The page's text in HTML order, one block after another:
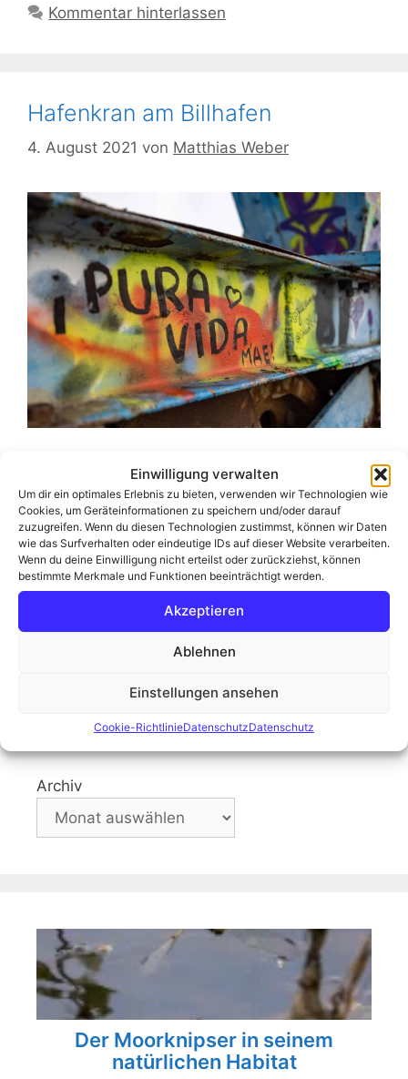
Einwilligung verwalten
Um dir ein optimales Erlebnis zu bieten, verwenden wir Technologien wie
Cookies, um Geräteinformationen zu speichern und/oder darauf
zuzugreifen. Wenn du diesen Technologien zustimmst, können wir Daten
wie das Surfverhalten oder eindeutige IDs auf dieser Website verarbeiten.
Wenn du deine Einwilligung nicht erteilst oder zurückziehst, können
bestimmte Merkmale und Funktionen beeinträchtigt werden.
Akzeptieren
Ablehnen
Einstellungen ansehen
Cookie-RichtlinieDatenschutzDatenschutz
Kommentar hinterlassen
Hafenkran am Billhafen
4. August 2021 von Matthias Weber
Vielleicht kennen ihn einige von euch? Man
kann ihn sehen, wenn man über die Autobahn
A1/A255 nach Hamburg fährt:
Weiterlesen
Fotogedanken aus dem Moor
Hamburg,
Archiv
Der Moorknipser in seinem
natürlichen Habitat